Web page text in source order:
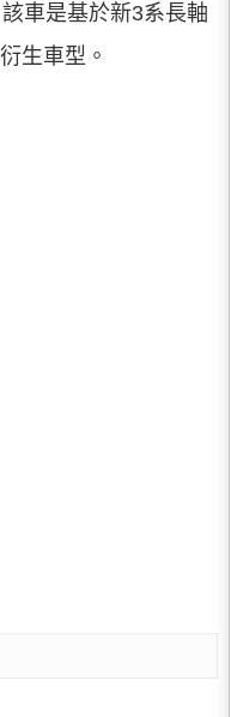
車是基於新3系長軸
生車型。